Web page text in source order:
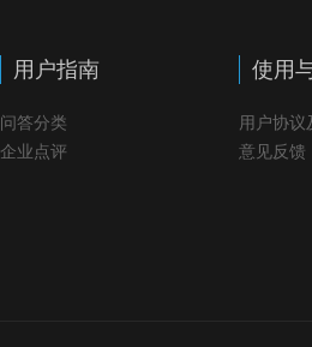
用户指南
问答分类
企业点评
使用
用户协议
意见反馈